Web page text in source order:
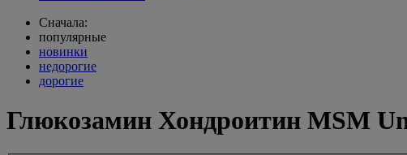
Сначала:
популярные
новинки
недорогие
дорогие
Глюкозамин Хондроитин MSM